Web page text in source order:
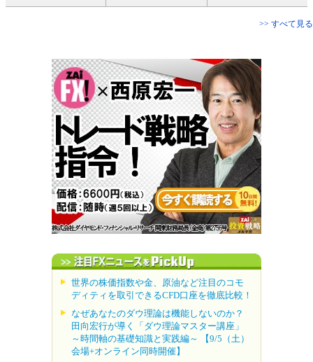
>> すべて見る
世界の株価指数や金、原油など注目のコモ
ディティを取引できるCFD口座を徹底比較！
なぜあなたのダウ理論は機能しないのか？
田向宏行が導く「ダウ理論マスター講座」
～時間軸の基礎知識と実践編～ 【9/5（土）
会場+オンライン同時開催】